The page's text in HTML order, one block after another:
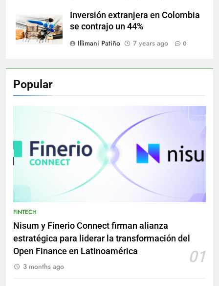
Inversión extranjera en Colombia
se contrajo un 44%
Illimani Patiño
7 years ago 0
Popular
FINTECH
Nisum y Finerio Connect firman alianza
estratégica para liderar la transformación del
Open Finance en Latinoamérica
01
3 months ago